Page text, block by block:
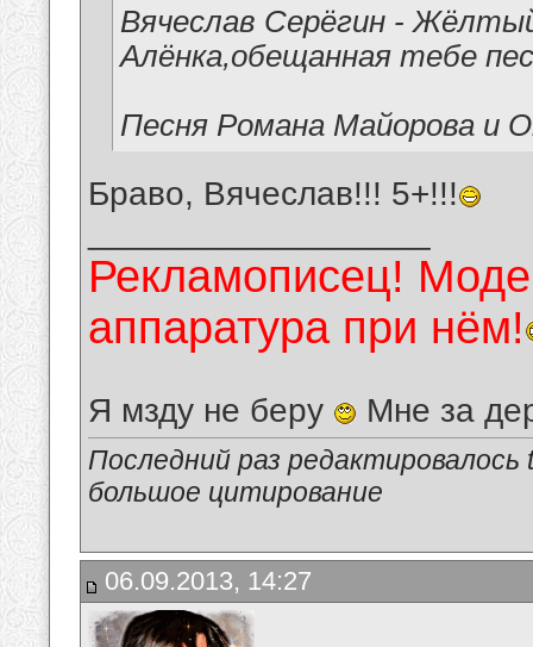
Вячеслав Серёгин -
Алёнка,обещанная тебе
Песня Романа Майорова и
Браво, Вячеслав!!! 5+!!!
Рекламописец!
аппаратура при нём!
Я мзду не беру Мне за
Последний раз
большое цитирование
06.09.2013, 14:27